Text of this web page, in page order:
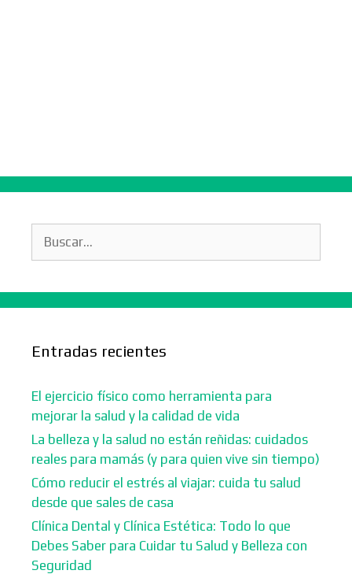
Entradas recientes
El ejercicio físico como herramienta para
mejorar la salud y la calidad de vida
La belleza y la salud no están reñidas: cuidados
reales para mamás (y para quien vive sin tiempo)
Cómo reducir el estrés al viajar: cuida tu salud
desde que sales de casa
Clínica Dental y Clínica Estética: Todo lo que
Debes Saber para Cuidar tu Salud y Belleza con
Seguridad